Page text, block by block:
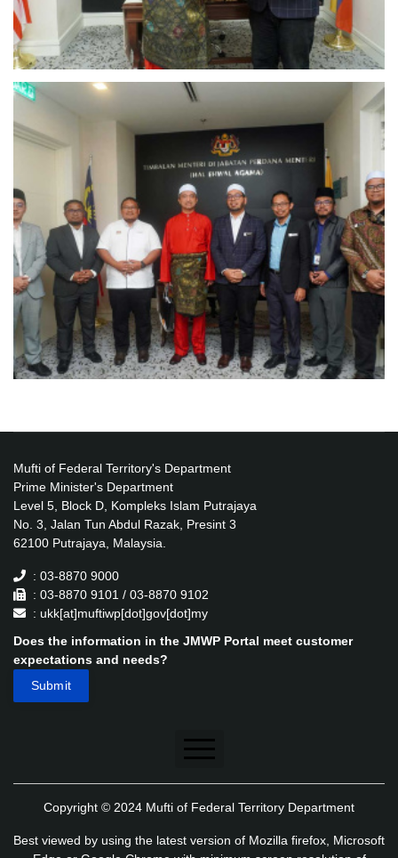
Mufti of Federal Territory's Department
Prime Minister's Department
Level 5, Block D, Kompleks Islam Putrajaya
No. 3, Jalan Tun Abdul Razak, Presint 3
62100 Putrajaya, Malaysia.
: 03-8870 9000
: 03-8870 9101 / 03-8870 9102
: ukk[at]muftiwp[dot]gov[dot]my
Does the information in the JMWP Portal meet customer
expectations and needs?
Disclaimer
Privacy Policy
Copyright © 2024 Mufti of Federal Territory Department
Best viewed by using the latest version of Mozilla firefox, Microsoft